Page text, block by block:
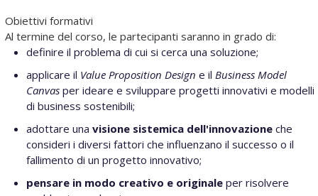
Obiettivi formativi
Al termine del corso, le partecipanti saranno in grado di:
definire il problema di cui si cerca una soluzione;
applicare il Value Proposition Design e il Business Model
Canvas per ideare e sviluppare progetti innovativi e modelli
di business sostenibili;
adottare una visione sistemica dell'innovazione che
consideri i diversi fattori che influenzano il successo o il
fallimento di un progetto innovativo;
pensare in modo creativo e originale per risolvere